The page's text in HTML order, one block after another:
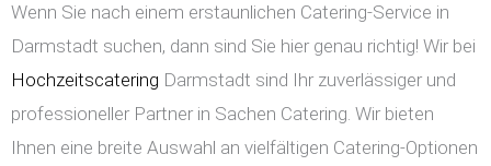
Wenn Sie nach einem erstaunlichen Catering-Service in
Darmstadt suchen, dann sind Sie hier genau richtig! Wir bei
Hochzeitscatering Darmstadt sind Ihr zuverlässiger und
professioneller Partner in Sachen Catering. Wir bieten
Ihnen eine breite Auswahl an vielfältigen Catering-Optionen